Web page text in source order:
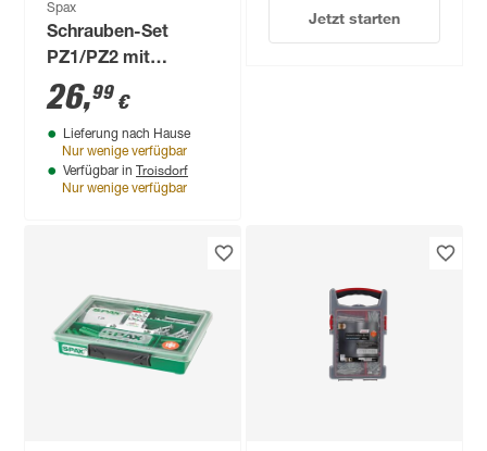
Spax
Schrauben-Set
PZ1/PZ2 mit
Magnetschrauber
und Bits 630-teilig
26,99 €
Lieferung nach Hause
Nur wenige verfügbar
Verfügbar in Troisdorf
Nur wenige verfügbar
Jetzt starten